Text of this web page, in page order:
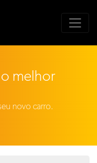
melhor
novo carro.